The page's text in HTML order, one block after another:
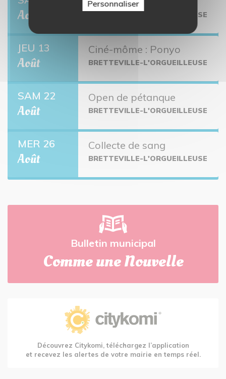
Août BRETTEVILLE-L'ORGUEILLEUSE
JEU 13
Août
Ciné-môme : Ponyo
BRETTEVILLE-L'ORGUEILLEUSE
SAM 22
Août
Open de pétanque
BRETTEVILLE-L'ORGUEILLEUSE
MER 26
Août
Collecte de sang
BRETTEVILLE-L'ORGUEILLEUSE
Bulletin municipal
Comme une Nouvelle
Découvrez Citykomi, téléchargez l’application
et recevez les alertes de votre mairie en temps réel.
Personnaliser